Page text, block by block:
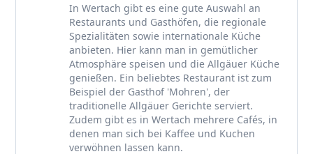
In Wertach gibt es eine gute Auswahl an
Restaurants und Gasthöfen, die regionale
Spezialitäten sowie internationale Küche
anbieten. Hier kann man in gemütlicher
Atmosphäre speisen und die Allgäuer Küche
genießen. Ein beliebtes Restaurant ist zum
Beispiel der Gasthof 'Mohren', der
traditionelle Allgäuer Gerichte serviert.
Zudem gibt es in Wertach mehrere Cafés, in
denen man sich bei Kaffee und Kuchen
verwöhnen lassen kann.